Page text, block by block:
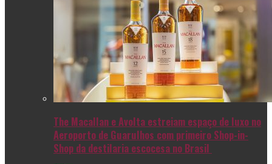
The Macallan e Avolta estreiam espaço de luxo no
Aeroporto de Guarulhos com primeiro Shop-in-
Shop da destilaria escocesa no Brasil